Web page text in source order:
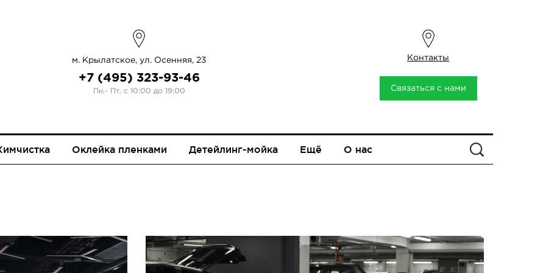
м. Крылатское, ул. Осенняя, 23
+7 (495) 323-93-46
Пн.- Пт. с 10:00 до 19:00
Контакты
Связаться с нами
КРЫШ
Оклейка пленками Детейлинг-мойка Ещё О нас